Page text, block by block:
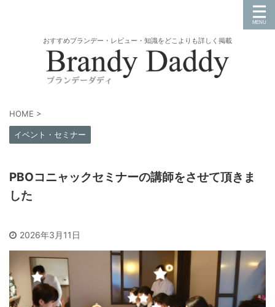
おすすめブランデー・レビュー・知識をどこよりも詳しく掲載
HOME >
イベント・セミナー
PBOコニャックセミナーの講師をさせて頂きま
した
2026年3月11日